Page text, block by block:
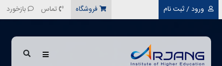
رفتن به محتوای اصلی ورود / ثبت نام فروشگاه تماس بازخورد